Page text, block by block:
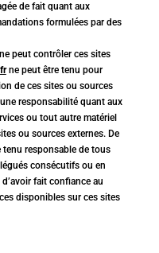
de fait quant aux
formulées par des
peut contrôler ces sites
ne peut être tenu pour
de ces sites ou sources
responsabilité quant aux
ou tout autre matériel
ou sources externes. De
responsable de tous
consécutifs ou en
fait confiance au
disponibles sur ces sites